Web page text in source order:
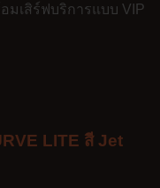
มเสิร์ฟบริการแบบ VIP
LITE สี Jet